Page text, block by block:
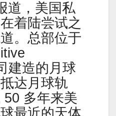
道，美国私
着陆尝试之
。总部位于
建造的月球
达月球轨
多年来美